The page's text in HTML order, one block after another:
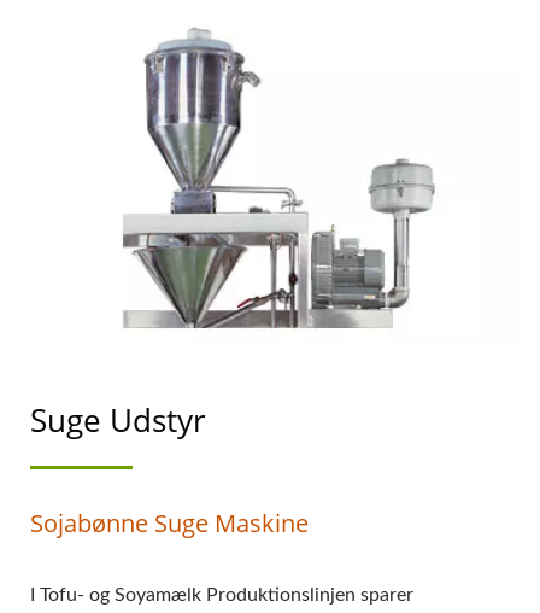
PRIORITET I
FØDEVARESIKKERHED.
Suge Udstyr
Sojabønne Suge Maskine
I Tofu- og Soyamælk Produktionslinjen sparer